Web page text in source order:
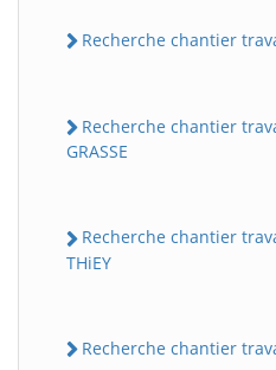
Recherche chantier
Recherche chantier
GRASSE
Recherche chantier
THiEY
Recherche chantier